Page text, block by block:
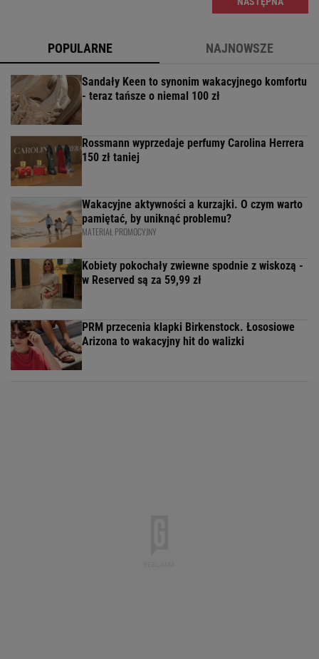
POPULARNE NAJNOWSZE
Sandały Keen to synonim wakacyjnego komfortu
- teraz tańsze o niemal 100 zł
Rossmann wyprzedaje perfumy Carolina Herrera
150 zł taniej
Wakacyjne aktywności a kurzajki. O czym warto
pamiętać, by uniknąć problemu?
MATERIAŁ PROMOCYJNY
Kobiety pokochały zwiewne spodnie z wiskozą -
w Reserved są za 59,99 zł
PRM przecenia klapki Birkenstock. Łososiowe
Arizona to wakacyjny hit do walizki